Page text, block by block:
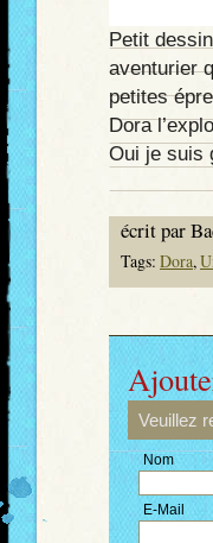
Petit
aventurier
petites
Dora
Oui je suis
écrit par
Tags: Dora,
Veuillez
Nom
E-Mail